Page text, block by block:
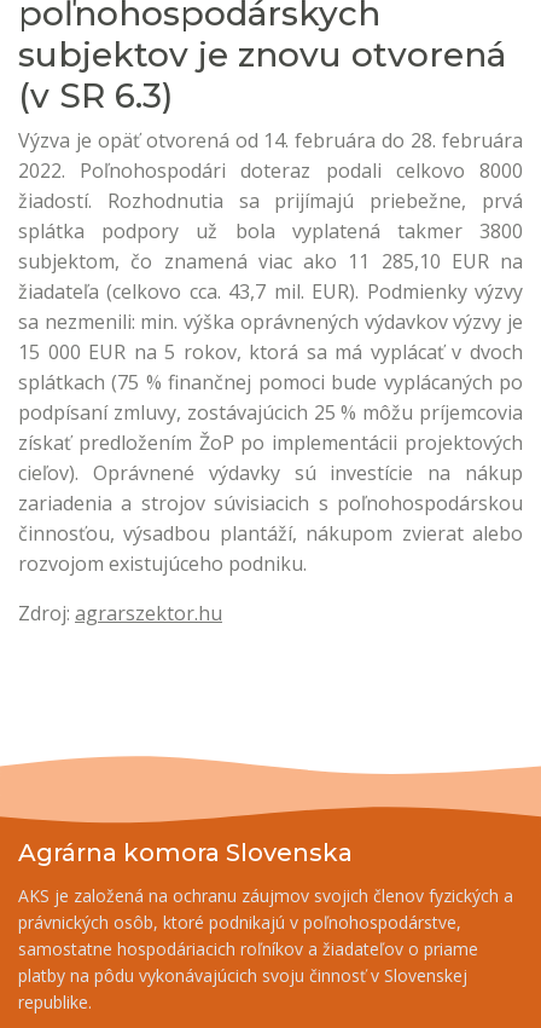
poľnohospodárskych
subjektov je znovu otvorená
(v SR 6.3)
Výzva je opäť otvorená od 14. februára do 28. februára
2022. Poľnohospodári doteraz podali celkovo 8000
žiadostí. Rozhodnutia sa prijímajú priebežne, prvá
splátka podpory už bola vyplatená takmer 3800
subjektom, čo znamená viac ako 11 285,10 EUR na
žiadateľa (celkovo cca. 43,7 mil. EUR). Podmienky výzvy
sa nezmenili: min. výška oprávnených výdavkov výzvy je
15 000 EUR na 5 rokov, ktorá sa má vyplácať v dvoch
splátkach (75 % finančnej pomoci bude vyplácaných po
podpísaní zmluvy, zostávajúcich 25 % môžu príjemcovia
získať predložením ŽoP po implementácii projektových
cieľov). Oprávnené výdavky sú investície na nákup
zariadenia a strojov súvisiacich s poľnohospodárskou
činnosťou, výsadbou plantáží, nákupom zvierat alebo
rozvojom existujúceho podniku.
Zdroj: agrarszektor.hu
Agrárna komora Slovenska
AKS je založená na ochranu záujmov svojich členov fyzických a
právnických osôb, ktoré podnikajú v poľnohospodárstve,
samostatne hospodáriacich roľníkov a žiadateľov o priame
platby na pôdu vykonávajúcich svoju činnosť v Slovenskej
republike.